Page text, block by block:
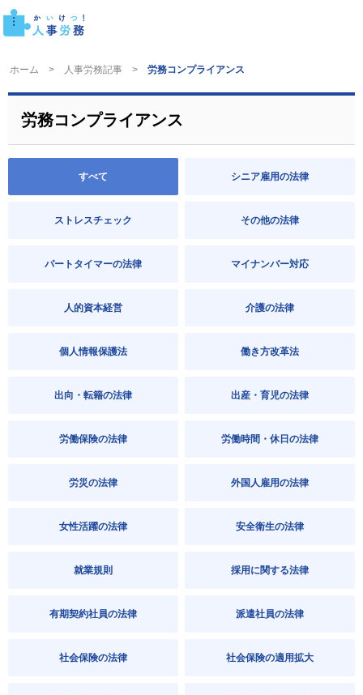
ホーム 人事労務記事 労務コンプライアンス
労務コンプライアンス
すべて シニア雇用の法律
ストレスチェック その他の法律
パートタイマーの法律 マイナンバー対応
人的資本経営 介護の法律
個人情報保護法 働き方改革法
出向・転籍の法律 出産・育児の法律
労働保険の法律 労働時間・休日の法律
労災の法律 外国人雇用の法律
女性活躍の法律 安全衛生の法律
就業規則 採用に関する法律
有期契約社員の法律 派遣社員の法律
社会保険の法律 社会保険の適用拡大